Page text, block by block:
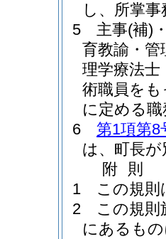
し、所掌
5
主事(補)
育教諭・管
理学療法士
術職員を
に定める
6
第1項第8
は、町長
附 則
1
この規則
2
この規則
にあるも